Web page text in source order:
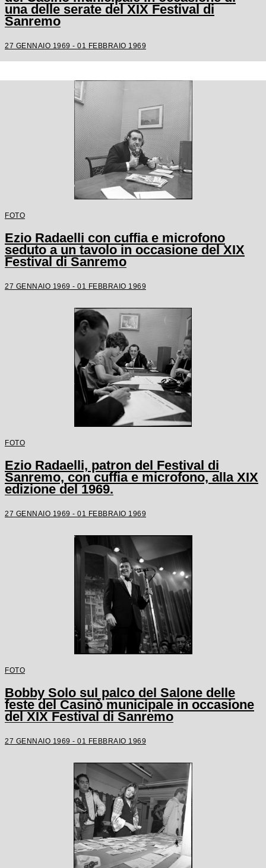
una delle serate del XIX Festival di
Sanremo
27 GENNAIO 1969 - 01 FEBBRAIO 1969
FOTO
Ezio Radaelli con cuffia e microfono
seduto a un tavolo in occasione del XIX
Festival di Sanremo
27 GENNAIO 1969 - 01 FEBBRAIO 1969
FOTO
Ezio Radaelli, patron del Festival di
Sanremo, con cuffia e microfono, alla XIX
edizione del 1969.
27 GENNAIO 1969 - 01 FEBBRAIO 1969
FOTO
Bobby Solo sul palco del Salone delle
feste del Casinò municipale in occasione
del XIX Festival di Sanremo
27 GENNAIO 1969 - 01 FEBBRAIO 1969